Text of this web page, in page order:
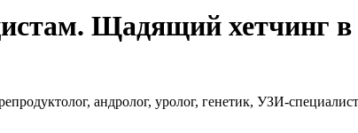
Щадящий хетчинг
андролог, уролог, генетик, УЗИ-